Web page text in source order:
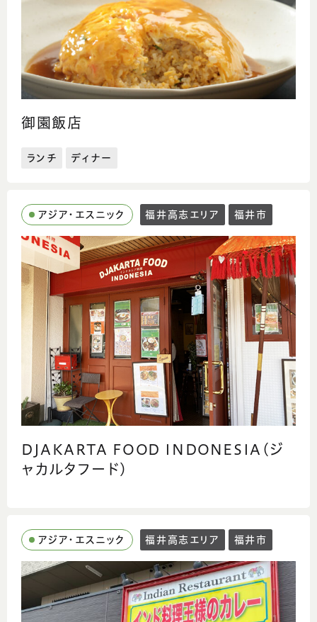
御園飯店
ランチ ディナー
アジア・エスニック 福井高志エリア 福井市
DJAKARTA FOOD INDONESIA(ジ
ャカルタフード)
アジア・エスニック 福井高志エリア 福井市